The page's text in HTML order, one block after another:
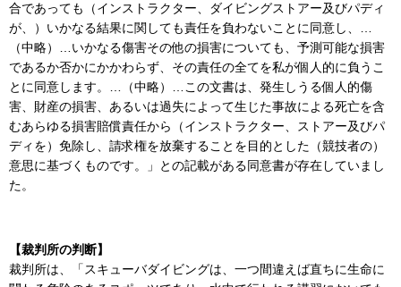
合であっても（インストラクター、ダイビングストアー及びパディ
が、）いかなる結果に関しても責任を負わないことに同意し、…
（中略）…いかなる傷害その他の損害についても、予測可能な損害
であるか否かにかかわらず、その責任の全てを私が個人的に負うこ
とに同意します。…（中略）…この文書は、発生しうる個人的傷
害、財産の損害、あるいは過失によって生じた事故による死亡を含
むあらゆる損害賠償責任から（インストラクター、ストアー及びパ
ディを）免除し、請求権を放棄することを目的とした（競技者の）
意思に基づくものです。」との記載がある同意書が存在していまし
た。
【裁判所の判断】
裁判所は、「スキューバダイビングは、一つ間違えば直ちに生命に